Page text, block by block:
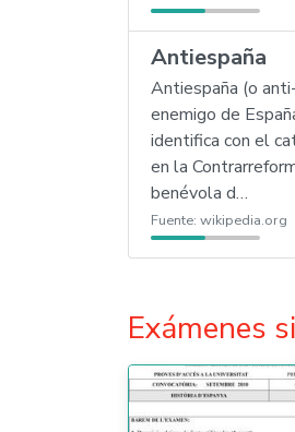
Antiespaña
Antiespaña (o
enemigo de
identifica con el
en la
benévola d…
Fuente: wikipedia.org
Exámenes